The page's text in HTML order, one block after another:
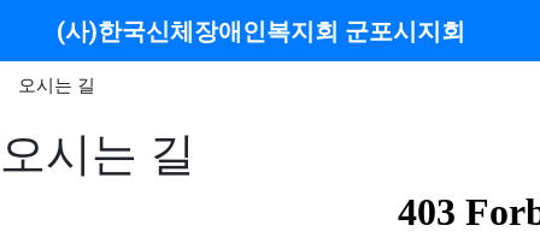
메뉴(사)한국신체장애인복지회 군포시지회
오시는 길
오시는 길